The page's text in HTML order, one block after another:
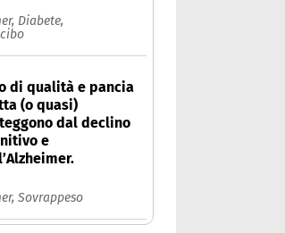
Diabete,
di qualità e pancia
(o quasi)
dal declino
e
Sovrappeso